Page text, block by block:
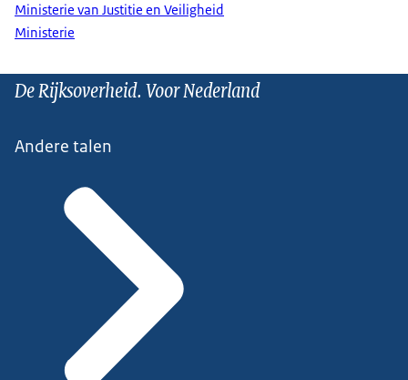
Ministerie van Justitie en Veiligheid
Ministerie
De Rijksoverheid. Voor Nederland
Andere talen